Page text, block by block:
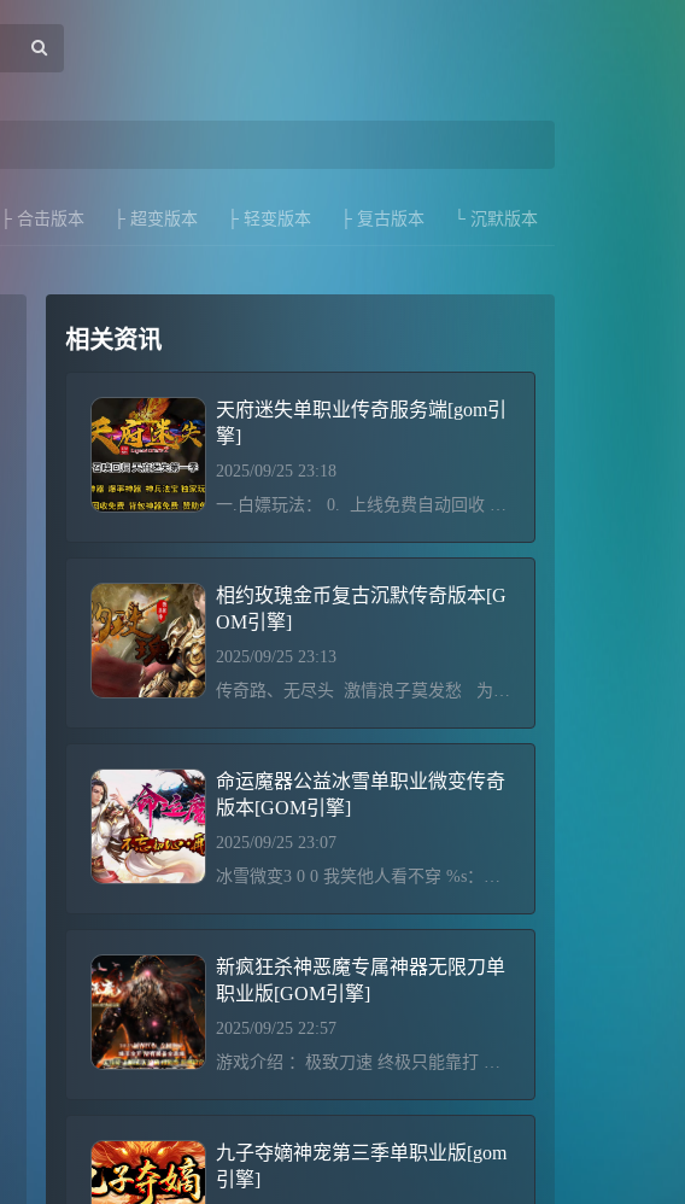
├ 合击版本 ├ 超变版本 ├ 轻变版本 ├ 复古版本 └ 沉默版本
相关资讯
天府迷失单职业传奇服务端[gom引
擎]
2025/09/25 23:18
一.白嫖玩法： 0. 上线免费自动回收 免费自动捡物 免费挂机 免费大背包 免费QQ礼包 免费背包神器（口令：祝迷失三国人气爆棚） 不论老板还是屌丝，强烈建议双开，开局！ 1. 散人地图 - 黄巾起义 - 桃园结义 - 三顾茅庐 - 六出祁山 - 活动战场，积累元宝提升Vip等级，下Vip地图抢必爆实物兑换积分领取赞助。 2. 打满5000积分 - 领取完所有赞助- 开启免费狂暴 免费沙捐 等级能升就升 转生能转就转 金刚石能捐就捐。&nbs
相约玫瑰金币复古沉默传奇版本[G
OM引擎]
2025/09/25 23:13
传奇路、无尽头 激情浪子莫发愁 为装备、喜又忧 刀光剑影无尽头 ┈┈┈┈┈┈┈┈┈┈┈┈┈┈┈┈ 适度游戏益脑 沉迷游戏伤身 合理安排时间 享受健康生活┌─┬─┬─┬─┬─┬─┬─┬─┒├┬╆━┷━┷━┷━┷━┷━╅┬┨├┴┨ 相约玫瑰 ㊣倾心研制 ┠┴┨├┬┺┯━┯━┯━┯━┯━┯┹┬┨┕┷━┷━┷━┷━┷━┷━
命运魔器公益冰雪单职业微变传奇
版本[GOM引擎]
2025/09/25 23:07
冰雪微变3 0 0 我笑他人看不穿 %s：如果我要落入地狱，那么你们这些凡人也要与我同去。%d3 0 0 别人笑我太疯癫 %s：真的那么渴求一死吗?我很乐意成全你们。你们只是在拖延必然的命运。%d3 0 0 空留一抹胭脂红 %s：生命本身毫无意义，只有死亡，才能让你了解人性的真谛。%d3 0 0 笑看伊人戴红妆 %s：终于结束了!一切都终结了!为你们的世界默哀吧!%d3 0 0 心如薄荷微微凉 %s：所有人的内心之中，都有一只恶魔!%d3 0 0 墨城烟柳旧人殇 %s：对我来说，死亡之轮已经旋转过许多次……
新疯狂杀神恶魔专属神器无限刀单
职业版[GOM引擎]
2025/09/25 22:57
游戏介绍 ：极致刀速 终极只能靠打 所有货币全爆 长期耐玩 装备保值三天拿沙 百人沙巴克 只要激情不倒 红包领到手抽筋！！！
九子夺嫡神宠第三季单职业版[gom
引擎]